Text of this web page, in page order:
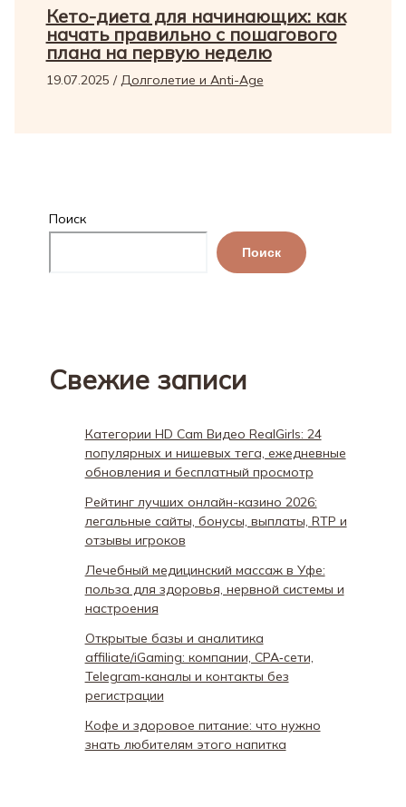
Кето-диета для начинающих: как
начать правильно с пошагового
плана на первую неделю
19.07.2025 /Долголетие и Anti-Age
Поиск
Поиск
Свежие записи
Категории HD Cam Видео RealGirls: 24
популярных и нишевых тега, ежедневные
обновления и бесплатный просмотр
Рейтинг лучших онлайн-казино 2026:
легальные сайты, бонусы, выплаты, RTP и
отзывы игроков
Лечебный медицинский массаж в Уфе:
польза для здоровья, нервной системы и
настроения
Открытые базы и аналитика
affiliate/iGaming: компании, CPA‑сети,
Telegram‑каналы и контакты без
регистрации
Кофе и здоровое питание: что нужно
знать любителям этого напитка